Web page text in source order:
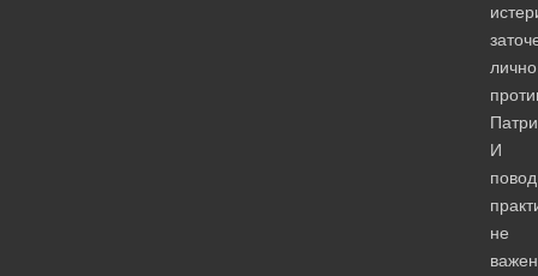
лично
И
повод
не